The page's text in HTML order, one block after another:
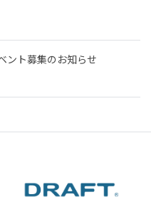
ント募集のお知らせ